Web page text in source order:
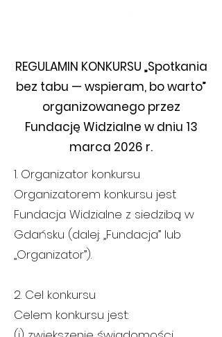
REGULAMIN KONKURSU „Spotkania
bez tabu — wspieram, bo warto”
organizowanego przez
Fundację Widzialne w dniu 13
marca 2026 r.
1. Organizator konkursu
Organizatorem konkursu jest
Fundacja Widzialne z siedzibą w
Gdańsku (dalej: „Fundacja” lub
„Organizator”).
2. Cel konkursu
Celem konkursu jest: